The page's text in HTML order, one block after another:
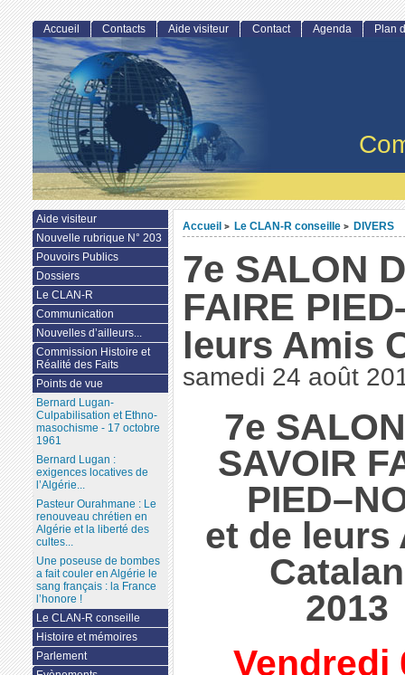
Accueil > Le CLAN-R conseille > DIVERS
7e SALON
FAIRE
leurs Amis
samedi 24 août
7e
SAVOIR
et de leurs
2013
Vendredi
Accueil Contacts Aide visiteur Contact Agenda Plan
Aide visiteur
Nouvelle rubrique N° 203
Pouvoirs Publics
Dossiers
Le CLAN-R
Communication
Nouvelles d’ailleurs...
Commission Histoire et
Réalité des Faits
Points de vue
Bernard Lugan-
Culpabilisation et Ethno-
masochisme - 17 octobre
1961
Bernard Lugan :
exigences locatives de
l’Algérie...
Pasteur Ourahmane : Le
renouveau chrétien en
Algérie et la liberté des
cultes...
Une poseuse de bombes
a fait couler en Algérie le
sang français : la France
l’honore !
Le CLAN-R conseille
Histoire et mémoires
Parlement